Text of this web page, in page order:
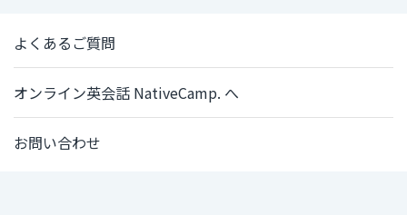
よくあるご質問
オンライン英会話 NativeCamp. へ
お問い合わせ